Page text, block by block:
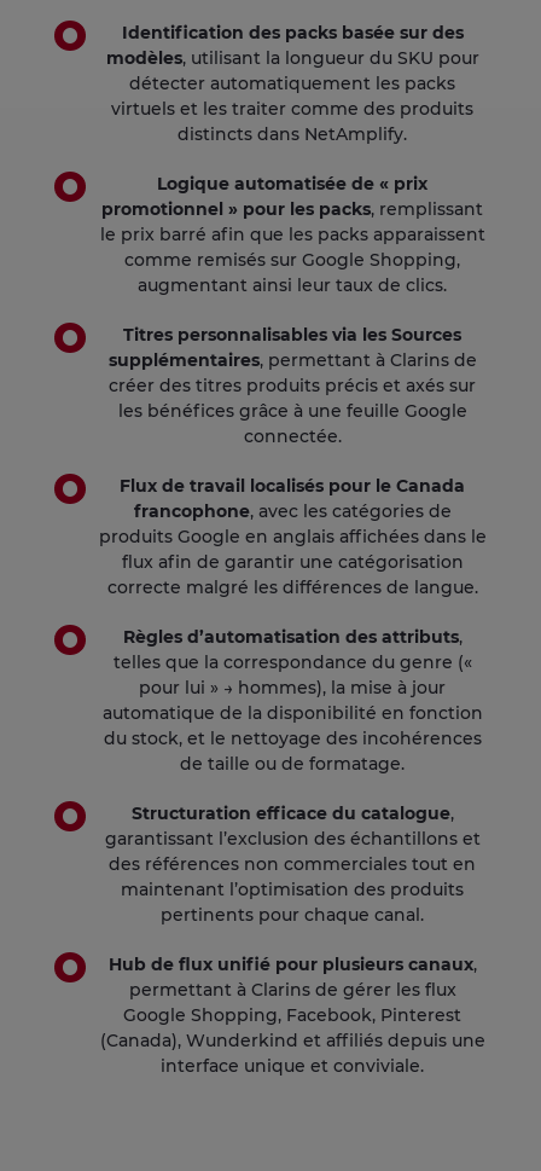
Identification des packs basée sur des
modèles, utilisant la longueur du SKU pour
détecter automatiquement les packs
virtuels et les traiter comme des produits
distincts dans NetAmplify.
Logique automatisée de « prix
promotionnel » pour les packs, remplissant
le prix barré afin que les packs apparaissent
comme remisés sur Google Shopping,
augmentant ainsi leur taux de clics.
Titres personnalisables via les Sources
supplémentaires, permettant à Clarins de
créer des titres produits précis et axés sur
les bénéfices grâce à une feuille Google
connectée.
Flux de travail localisés pour le Canada
francophone, avec les catégories de
produits Google en anglais affichées dans le
flux afin de garantir une catégorisation
correcte malgré les différences de langue.
Règles d’automatisation des attributs,
telles que la correspondance du genre («
pour lui » → hommes), la mise à jour
automatique de la disponibilité en fonction
du stock, et le nettoyage des incohérences
de taille ou de formatage.
Structuration efficace du catalogue,
garantissant l’exclusion des échantillons et
des références non commerciales tout en
maintenant l’optimisation des produits
pertinents pour chaque canal.
Hub de flux unifié pour plusieurs canaux,
permettant à Clarins de gérer les flux
Google Shopping, Facebook, Pinterest
(Canada), Wunderkind et affiliés depuis une
interface unique et conviviale.